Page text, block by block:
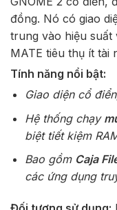
đồng. Nó có giao
trung vào hiệu suất
MATE tiêu thụ ít tài
Tính năng nổi bật:
Giao diện cổ
Hệ thống chạy
biệt tiết kiệm
Bao gồm Caja
các ứng dụng